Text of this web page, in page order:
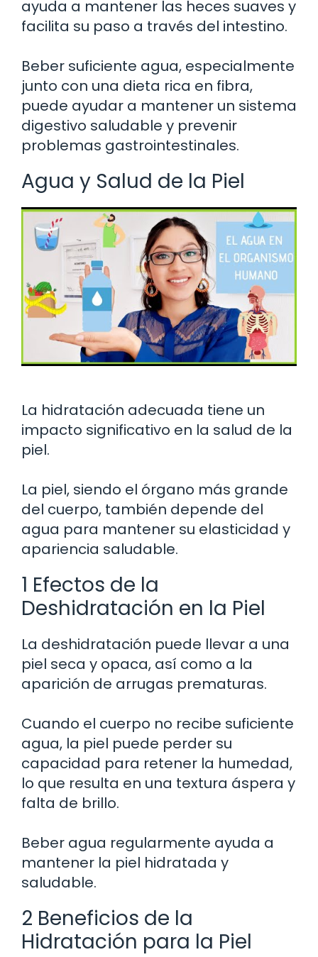
ayuda a mantener las heces suaves y
facilita su paso a través del intestino.
Beber suficiente agua, especialmente
junto con una dieta rica en fibra,
puede ayudar a mantener un sistema
digestivo saludable y prevenir
problemas gastrointestinales.
Agua y Salud de la Piel
La hidratación adecuada tiene un
impacto significativo en la salud de la
piel.
La piel, siendo el órgano más grande
del cuerpo, también depende del
agua para mantener su elasticidad y
apariencia saludable.
1 Efectos de la
Deshidratación en la Piel
La deshidratación puede llevar a una
piel seca y opaca, así como a la
aparición de arrugas prematuras.
Cuando el cuerpo no recibe suficiente
agua, la piel puede perder su
capacidad para retener la humedad,
lo que resulta en una textura áspera y
falta de brillo.
Beber agua regularmente ayuda a
mantener la piel hidratada y
saludable.
2 Beneficios de la
Hidratación para la Piel